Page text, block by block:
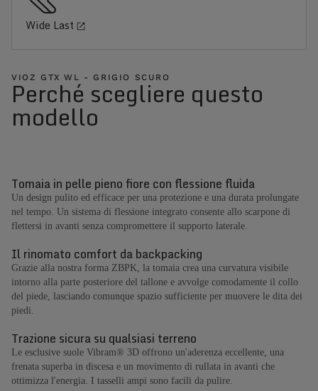
Wide Last
VIOZ GTX WL - GRIGIO SCURO
Perché scegliere questo
modello
Tomaia in pelle pieno fiore con flessione fluida
Un design pulito ed efficace per una protezione e una durata prolungate
nel tempo. Un sistema di flessione integrato consente allo scarpone di
flettersi in avanti senza compromettere il supporto laterale.
Il rinomato comfort da backpacking
Grazie alla nostra forma ZBPK, la tomaia crea una curvatura visibile
intorno alla parte posteriore del tallone e avvolge comodamente il collo
del piede, lasciando comunque spazio sufficiente per muovere le dita dei
piedi.
Trazione sicura su qualsiasi terreno
Le esclusive suole Vibram® 3D offrono un'aderenza eccellente, una
frenata superba in discesa e un movimento di rullata in avanti che
ottimizza l'energia. I tasselli ampi sono facili da pulire.